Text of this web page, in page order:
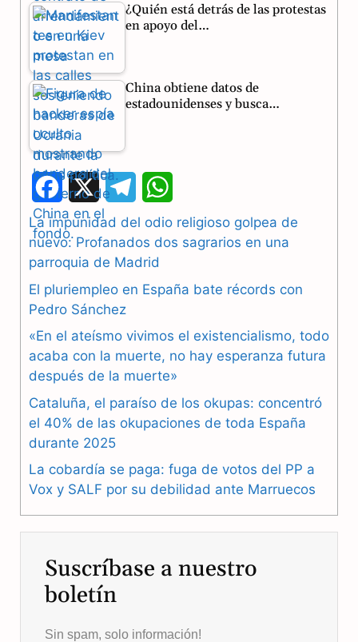
¿Quién está detrás de las protestas
en apoyo del…
China obtiene datos de
estadounidenses y busca…
F
a
c
b
o
o
k
X
e
l
r
a
m
h
a
A
p
p
La impunidad del odio religioso golpea de
nuevo: Profanados dos sagrarios en una
parroquia de Madrid
El pluriempleo en España bate récords con
Pedro Sánchez
«En el ateísmo vivimos el existencialismo, todo
acaba con la muerte, no hay esperanza futura
después de la muerte»
Cataluña, el paraíso de los okupas: concentró
el 40% de las okupaciones de toda España
durante 2025
La cobardía se paga: fuga de votos del PP a
Vox y SALF por su debilidad ante Marruecos
Suscríbase a nuestro
boletín
Sin spam, solo información!